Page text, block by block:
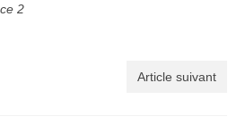
2
Article suivant